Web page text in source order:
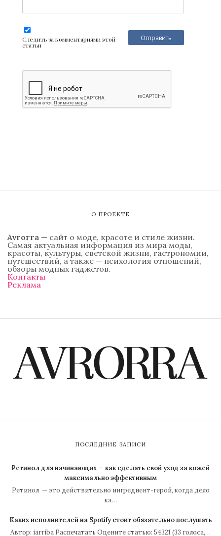
Следить за комментариями этой
статьи
О ПРОЕКТЕ
Avrorra — сайт о моде, красоте и стиле жизни.
Самая актуальная информация из мира моды,
красоты, культуры, светской жизни, гастрономии,
путешествий, а также — психология отношений,
обзоры модных гаджетов.
Контакты
Реклама
ПОСЛЕДНИЕ ЗАПИСИ
Ретинол для начинающих — как сделать свой уход за кожей
максимально эффективным
Ретинол — это действительно ингредиент-герой, когда дело
ка…
Каких исполнителей на Spotify стоит обязательно послушать
Автор: iarriba Распечатать Оцените статью: 54321 (33 голоса,…